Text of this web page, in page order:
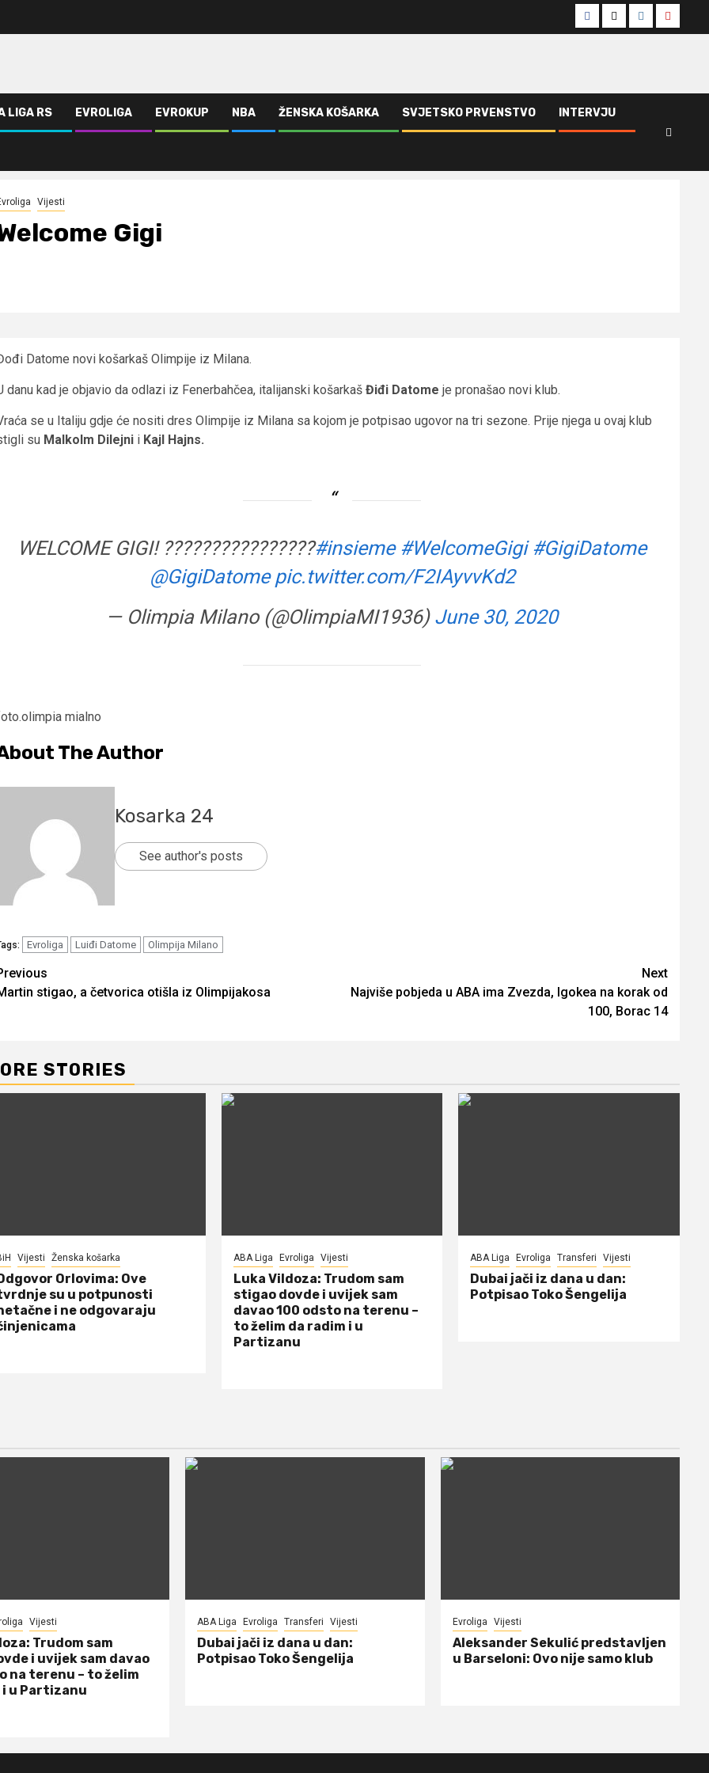
Facebook
TwitterInstagram
LIGA RS EVROLIGA EVROKUP NBA ŽENSKA KOŠARKA SVJETSKO PRVENSTVO INTERVJU
Vijesti
Gigi
Datome novi košarkaš Olimpije iz Milana.
danu kad je objavio da odlazi iz Fenerbahčea, italijanski košarkaš Điđi Datome je pronašao novi klub.
se u Italiju gdje će nositi dres Olimpije iz Milana sa kojom je potpisao ugovor na tri sezone. Prije njega u ovaj klub
su Malkolm Dilejni i Kajl Hajns.
WELCOME GIGI! ????????????????#insieme #WelcomeGigi #GigiDatome
@GigiDatome pic.twitter.com/F2IAyvvKd2
— Olimpia Milano (@OlimpiaMI1936) June 30, 2020
mialno
The Author
Kosarka 24
See author's posts
Evroliga Luiđi Datome Olimpija Milano
stigao, a četvorica otišla iz Olimpijakosa
Next
Najviše pobjeda u ABA ima Zvezda, Igokea na korak od
100, Borac 14
STORIES
Vijesti Ženska košarka
Orlovima: ​Ove
su u potpunosti
i ne odgovaraju
ABA Liga Evroliga Vijesti
Luka Vildoza: Trudom sam
stigao dovde i uvijek sam
davao 100 odsto na terenu –
to želim da radim i u
Partizanu
ABA Liga Evroliga Transferi Vijesti
Dubai jači iz dana u dan:
Potpisao Toko Šengelija
Vijesti
Trudom sam
i uvijek sam davao
na terenu – to želim
u Partizanu
ABA Liga Evroliga Transferi Vijesti
Dubai jači iz dana u dan:
Potpisao Toko Šengelija
Evroliga Vijesti
Aleksander Sekulić predstavljen
u Barseloni: Ovo nije samo klub